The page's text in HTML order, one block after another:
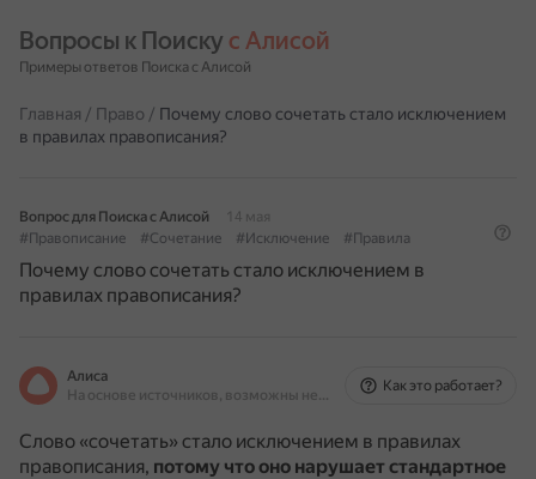
Вопросы к Поиску с Алисой
Примеры ответов Поиска с Алисой
Главная / Право / Почему слово сочетать стало исключением
в правилах правописания?
Вопрос для Поиска с Алисой
14 мая
#Правописание
#Сочетание #Исключение #Правила
Почему слово сочетать стало исключением в
правилах правописания?
Алиса
На основе источников, возможны неточности
Как это работает?
Слово «сочетать» стало исключением в правилах
правописания, потому что оно нарушает стандартное